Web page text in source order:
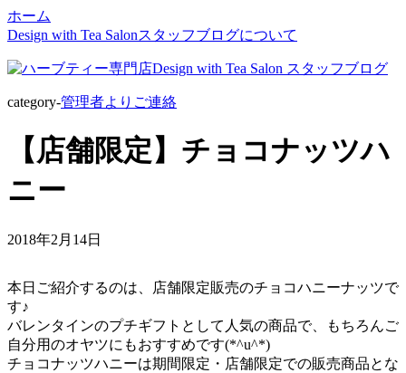
ホーム
Design with Tea Salonスタッフブログについて
category-管理者よりご連絡
【店舗限定】チョコナッツハ
ニー
2018年2月14日
本日ご紹介するのは、店舗限定販売のチョコハニーナッツで
す♪
バレンタインのプチギフトとして人気の商品で、もちろんご
自分用のオヤツにもおすすめです(*^u^*)
チョコナッツハニーは期間限定・店舗限定での販売商品とな